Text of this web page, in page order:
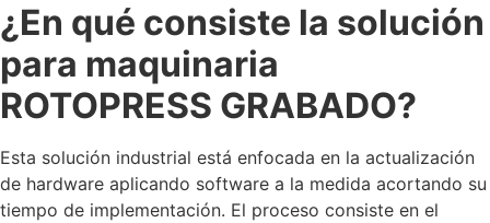
¿En qué consiste la solución
para maquinaria
ROTOPRESS GRABADO?
Esta solución industrial está enfocada en la actualización
de hardware aplicando software a la medida acortando su
tiempo de implementación. El proceso consiste en el